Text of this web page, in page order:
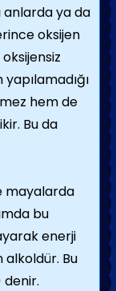
anlarda ya da
oksijen
hem de
Bu da
mayalarda
bu
enerji
alkoldür. Bu